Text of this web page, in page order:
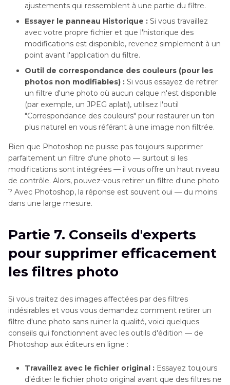
ajustements qui ressemblent à une partie du filtre.
Essayer le panneau Historique : Si vous travaillez
avec votre propre fichier et que l'historique des
modifications est disponible, revenez simplement à un
point avant l'application du filtre.
Outil de correspondance des couleurs (pour les
photos non modifiables) : Si vous essayez de retirer
un filtre d'une photo où aucun calque n'est disponible
(par exemple, un JPEG aplati), utilisez l'outil
"Correspondance des couleurs" pour restaurer un ton
plus naturel en vous référant à une image non filtrée.
Bien que Photoshop ne puisse pas toujours supprimer
parfaitement un filtre d'une photo — surtout si les
modifications sont intégrées — il vous offre un haut niveau
de contrôle. Alors, pouvez-vous retirer un filtre d'une photo
? Avec Photoshop, la réponse est souvent oui — du moins
dans une large mesure.
Partie 7. Conseils d'experts
pour supprimer efficacement
les filtres photo
Si vous traitez des images affectées par des filtres
indésirables et vous vous demandez comment retirer un
filtre d'une photo sans ruiner la qualité, voici quelques
conseils qui fonctionnent avec les outils d'édition — de
Photoshop aux éditeurs en ligne :
Travaillez avec le fichier original : Essayez toujours
d'éditer le fichier photo original avant que des filtres ne